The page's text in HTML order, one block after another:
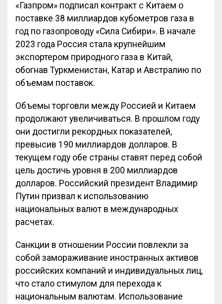
«Газпром» подписал контракт с Китаем о
поставке 38 миллиардов кубометров газа в
год по газопроводу «Сила Сибири». В начале
2023 года Россия стала крупнейшим
экспортером природного газа в Китай,
обогнав Туркменистан, Катар и Австралию по
объемам поставок.
Объемы торговли между Россией и Китаем
продолжают увеличиваться. В прошлом году
они достигли рекордных показателей,
превысив 190 миллиардов долларов. В
текущем году обе страны ставят перед собой
цель достичь уровня в 200 миллиардов
долларов. Российский президент Владимир
Путин призвал к использованию
национальных валют в международных
расчетах.
Санкции в отношении России повлекли за
собой замораживание иностранных активов
российских компаний и индивидуальных лиц,
что стало стимулом для перехода к
национальным валютам. Использование